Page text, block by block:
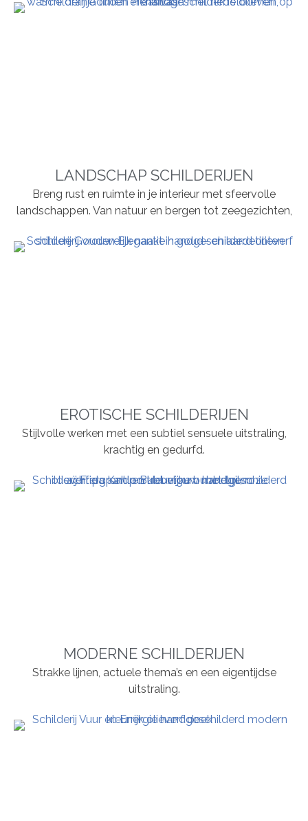
LANDSCHAP SCHILDERIJEN
Breng rust en ruimte in je interieur met sfeervolle
landschappen. Van natuur en bergen tot zeegezichten,
EROTISCHE SCHILDERIJEN
Stijlvolle werken met een subtiel sensuele uitstraling,
krachtig en gedurfd.
MODERNE SCHILDERIJEN
Strakke lijnen, actuele thema’s en een eigentijdse
uitstraling.